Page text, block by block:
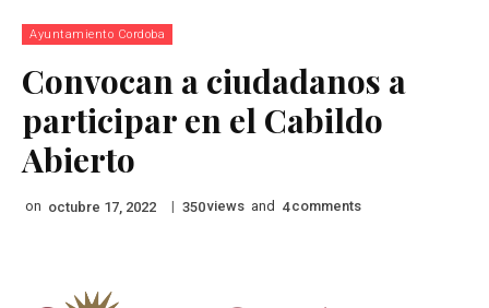
Ayuntamiento Cordoba
Convocan a ciudadanos a
participar en el Cabildo
Abierto
on octubre 17, 2022 | 350views and 4 comments